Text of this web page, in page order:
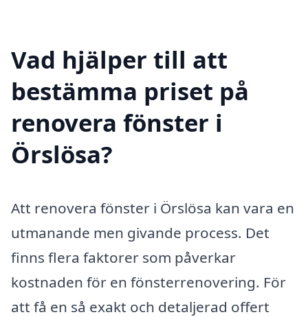
Vad hjälper till att
bestämma priset på
renovera fönster i
Örslösa?
Att renovera fönster i Örslösa kan vara en
utmanande men givande process. Det
finns flera faktorer som påverkar
kostnaden för en fönsterrenovering. För
att få en så exakt och detaljerad offert